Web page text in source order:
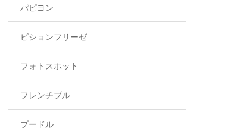
パピヨン
ビションフリーゼ
フォトスポット
フレンチブル
プードル